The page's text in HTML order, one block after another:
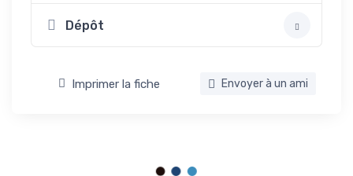
Dépôt
Imprimer la fiche Envoyer à un ami